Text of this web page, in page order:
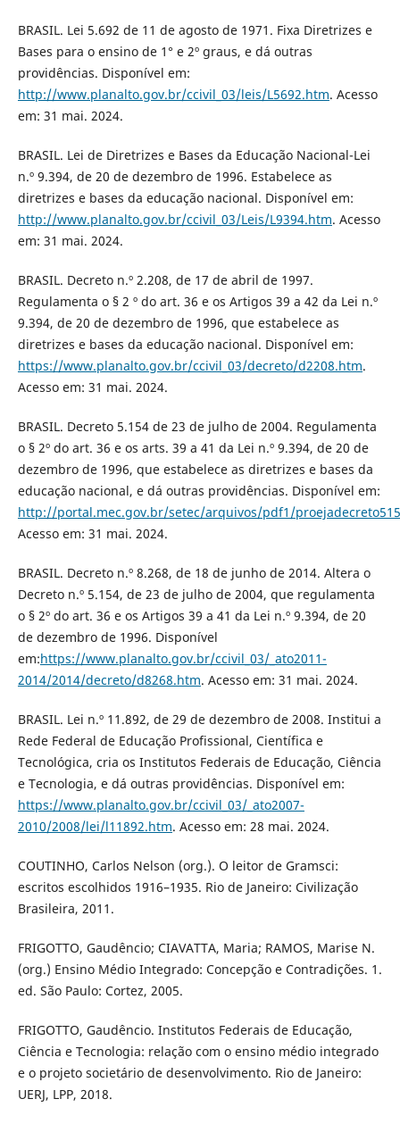
BRASIL. Lei 5.692 de 11 de agosto de 1971. Fixa Diretrizes e
Bases para o ensino de 1° e 2º graus, e dá outras
providências. Disponível em:
http://www.planalto.gov.br/ccivil_03/leis/L5692.htm. Acesso
em: 31 mai. 2024.
BRASIL. Lei de Diretrizes e Bases da Educação Nacional-Lei
n.º 9.394, de 20 de dezembro de 1996. Estabelece as
diretrizes e bases da educação nacional. Disponível em:
http://www.planalto.gov.br/ccivil_03/Leis/L9394.htm. Acesso
em: 31 mai. 2024.
BRASIL. Decreto n.º 2.208, de 17 de abril de 1997.
Regulamenta o § 2 º do art. 36 e os Artigos 39 a 42 da Lei n.º
9.394, de 20 de dezembro de 1996, que estabelece as
diretrizes e bases da educação nacional. Disponível em:
https://www.planalto.gov.br/ccivil_03/decreto/d2208.htm.
Acesso em: 31 mai. 2024.
BRASIL. Decreto 5.154 de 23 de julho de 2004. Regulamenta
o § 2º do art. 36 e os arts. 39 a 41 da Lei n.º 9.394, de 20 de
dezembro de 1996, que estabelece as diretrizes e bases da
educação nacional, e dá outras providências. Disponível em:
http://portal.mec.gov.br/setec/arquivos/pdf1/
Acesso em: 31 mai. 2024.
BRASIL. Decreto n.º 8.268, de 18 de junho de 2014. Altera o
Decreto n.º 5.154, de 23 de julho de 2004, que regulamenta
o § 2º do art. 36 e os Artigos 39 a 41 da Lei n.º 9.394, de 20
de dezembro de 1996. Disponível
em:https://www.planalto.gov.br/ccivil_03/_ato2011-
2014/2014/decreto/d8268.htm. Acesso em: 31 mai. 2024.
BRASIL. Lei n.º 11.892, de 29 de dezembro de 2008. Institui a
Rede Federal de Educação Profissional, Científica e
Tecnológica, cria os Institutos Federais de Educação, Ciência
e Tecnologia, e dá outras providências. Disponível em:
https://www.planalto.gov.br/ccivil_03/_ato2007-
2010/2008/lei/l11892.htm. Acesso em: 28 mai. 2024.
COUTINHO, Carlos Nelson (org.). O leitor de Gramsci:
escritos escolhidos 1916–1935. Rio de Janeiro: Civilização
Brasileira, 2011.
FRIGOTTO, Gaudêncio; CIAVATTA, Maria; RAMOS, Marise N.
(org.) Ensino Médio Integrado: Concepção e Contradições. 1.
ed. São Paulo: Cortez, 2005.
FRIGOTTO, Gaudêncio. Institutos Federais de Educação,
Ciência e Tecnologia: relação com o ensino médio integrado
e o projeto societário de desenvolvimento. Rio de Janeiro:
UERJ, LPP, 2018.